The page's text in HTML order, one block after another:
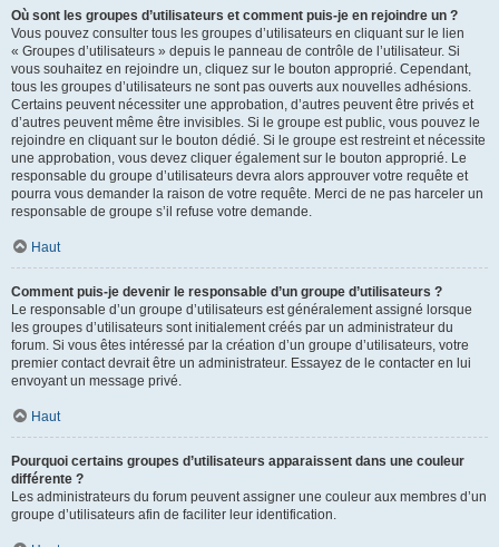
Où sont les groupes d’utilisateurs et comment puis-je en rejoindre un ?
Vous pouvez consulter tous les groupes d’utilisateurs en cliquant sur le lien
« Groupes d’utilisateurs » depuis le panneau de contrôle de l’utilisateur. Si
vous souhaitez en rejoindre un, cliquez sur le bouton approprié. Cependant,
tous les groupes d’utilisateurs ne sont pas ouverts aux nouvelles adhésions.
Certains peuvent nécessiter une approbation, d’autres peuvent être privés et
d’autres peuvent même être invisibles. Si le groupe est public, vous pouvez le
rejoindre en cliquant sur le bouton dédié. Si le groupe est restreint et nécessite
une approbation, vous devez cliquer également sur le bouton approprié. Le
responsable du groupe d’utilisateurs devra alors approuver votre requête et
pourra vous demander la raison de votre requête. Merci de ne pas harceler un
responsable de groupe s’il refuse votre demande.
Haut
Comment puis-je devenir le responsable d’un groupe d’utilisateurs ?
Le responsable d’un groupe d’utilisateurs est généralement assigné lorsque
les groupes d’utilisateurs sont initialement créés par un administrateur du
forum. Si vous êtes intéressé par la création d’un groupe d’utilisateurs, votre
premier contact devrait être un administrateur. Essayez de le contacter en lui
envoyant un message privé.
Haut
Pourquoi certains groupes d’utilisateurs apparaissent dans une couleur
différente ?
Les administrateurs du forum peuvent assigner une couleur aux membres d’un
groupe d’utilisateurs afin de faciliter leur identification.